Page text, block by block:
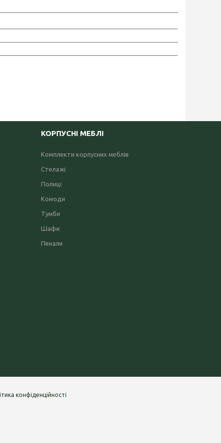
КОРПУСНІ МЕБЛІ
Комплекти корпусних меблів
Стелажі
Полиці
Комоди
Тумби
Шафи
Пенали
конфіденційності